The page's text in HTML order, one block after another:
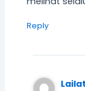
Reply